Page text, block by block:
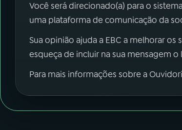
Você será direcionado(a) para o
uma plataforma de comunicação da
Sua opinião ajuda a EBC a melhorar
esqueça de incluir na sua mensagem
Para mais informações sobre a